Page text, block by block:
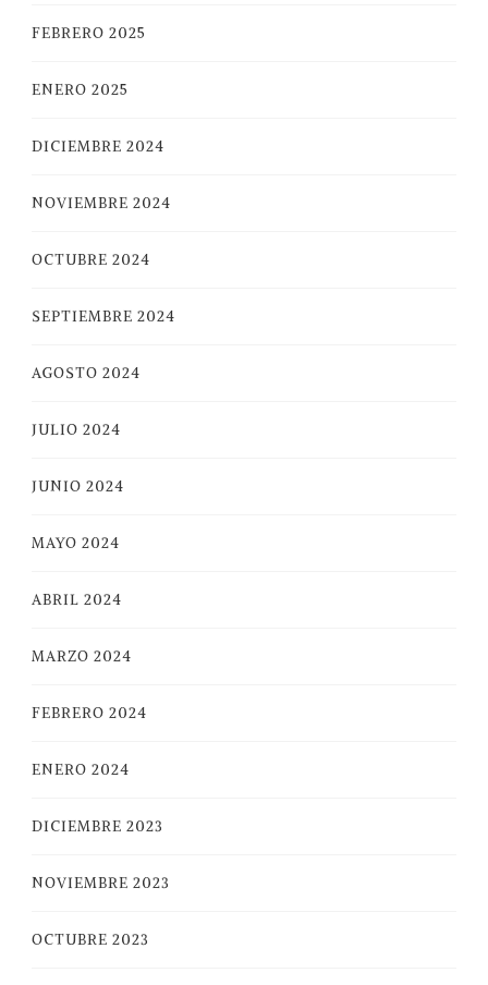
FEBRERO 2025
ENERO 2025
DICIEMBRE 2024
NOVIEMBRE 2024
OCTUBRE 2024
SEPTIEMBRE 2024
AGOSTO 2024
JULIO 2024
JUNIO 2024
MAYO 2024
ABRIL 2024
MARZO 2024
FEBRERO 2024
ENERO 2024
DICIEMBRE 2023
NOVIEMBRE 2023
OCTUBRE 2023